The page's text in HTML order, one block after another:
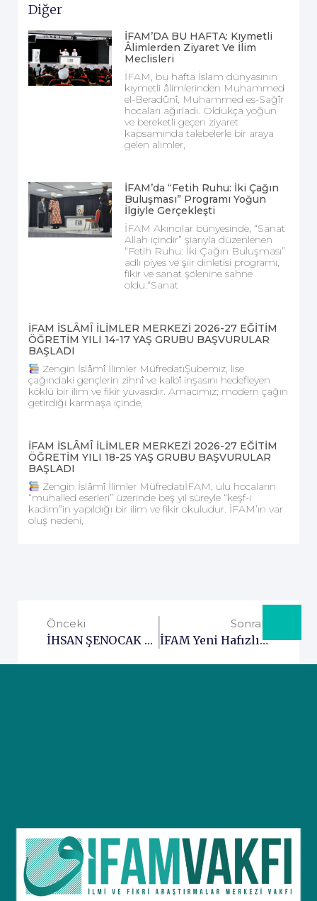
Diğer
İFAM’DA BU HAFTA: Kıymetli
Âlimlerden Ziyaret Ve İlim
Meclisleri
İFAM, bu hafta İslam dünyasının
kıymetli âlimlerinden Muhammed
el-Beradûnî, Muhammed es-Sağîr
hocaları ağırladı. Oldukça yoğun
ve bereketli geçen ziyaret
kapsamında talebelerle bir araya
gelen alimler,
İFAM’da “Fetih Ruhu: İki Çağın
Buluşması” Programı Yoğun
İlgiyle Gerçekleşti
İFAM Akıncılar bünyesinde, “Sanat
Allah içindir” şiarıyla düzenlenen
“Fetih Ruhu: İki Çağın Buluşması”
adlı piyes ve şiir dinletisi programı,
fikir ve sanat şölenine sahne
oldu.“Sanat
İFAM İSLÂMÎ İLİMLER MERKEZİ 2026-27 EĞİTİM
ÖĞRETİM YILI 14-17 YAŞ GRUBU BAŞVURULAR
BAŞLADI
Zengin İslâmî İlimler MüfredatıŞubemiz, lise
çağındaki gençlerin zihnî ve kalbî inşasını hedefleyen
köklü bir ilim ve fikir yuvasıdır. Amacımız; modern çağın
getirdiği karmaşa içinde,
İFAM İSLÂMÎ İLİMLER MERKEZİ 2026-27 EĞİTİM
ÖĞRETİM YILI 18-25 YAŞ GRUBU BAŞVURULAR
BAŞLADI
Zengin İslâmî İlimler MüfredatıİFAM, ulu hocaların
“muhalled eserleri” üzerinde beş yıl süreyle “keşf-i
kadim”in yapıldığı bir ilim ve fikir okuludur. İFAM’ın var
oluş nedeni,
Önceki
İHSAN ŞENOCAK HOCAMIZ İFAM UZEM TALEBELERİYLE BİR ARAYA GELDİ…
Sonraki
İFAM Yeni Hafızlık Binası İçin Bismillah